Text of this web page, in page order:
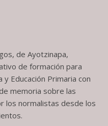
de Ayotzinapa,
de formación para
Educación Primaria con
memoria sobre las
los normalistas desde los